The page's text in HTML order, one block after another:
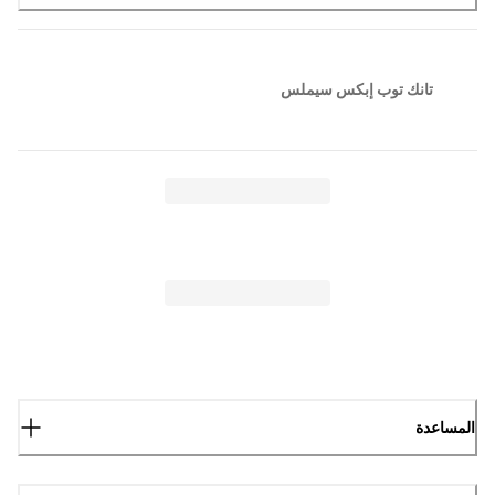
تانك توب إبكس سيملس
المساعدة